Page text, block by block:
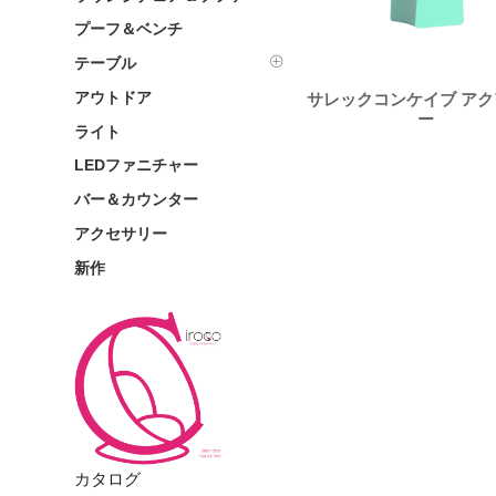
プーフ＆ベンチ
テーブル
アウトドア
ライト
LEDファニチャー
バー＆カウンター
アクセサリー
新作
カタログ
サレックコンケイブ ア
ー